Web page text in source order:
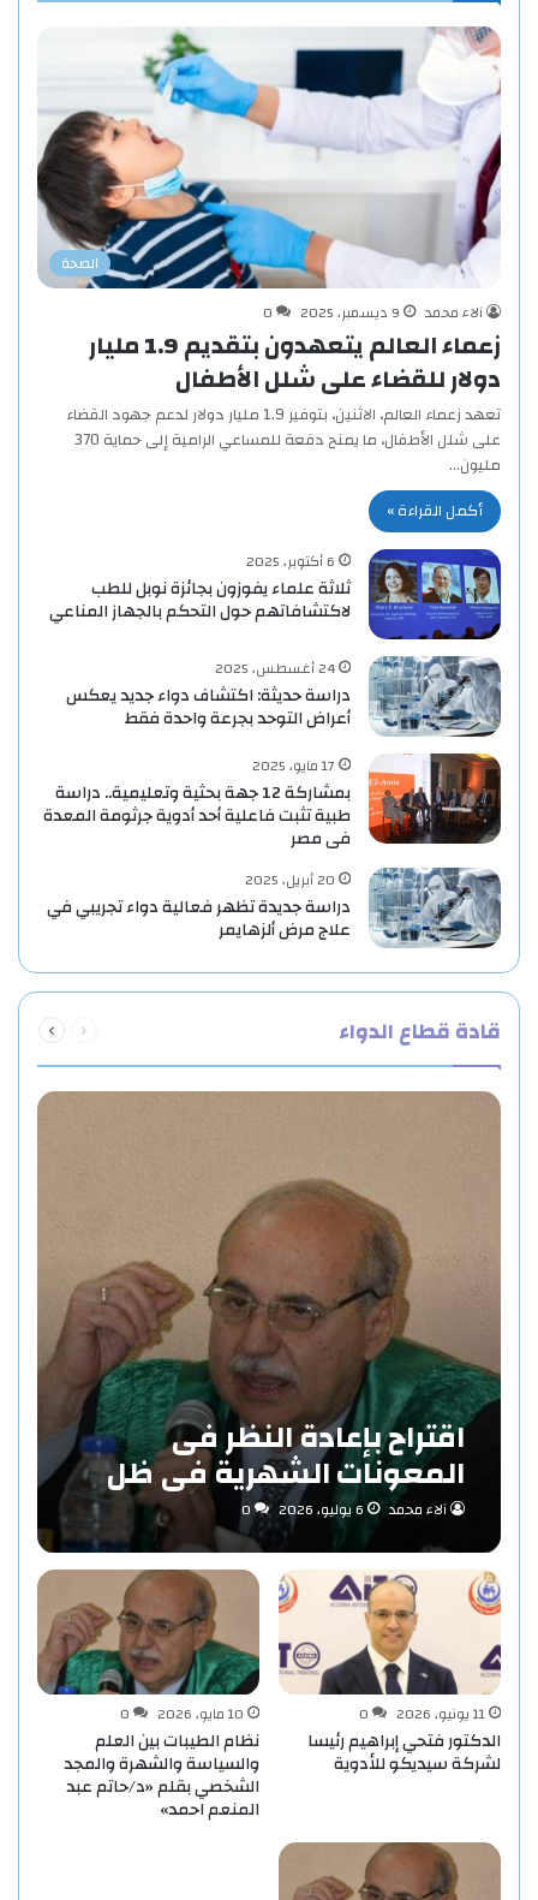
الصحة
آلاء محمد
9 ديسمبر، 2025 0
زعماء العالم يتعهدون بتقديم 1.9 مليار
دولار للقضاء على شلل الأطفال
تعهد زعماء العالم، الاثنين، بتوفير 1.9 مليار دولار لدعم جهود القضاء
على شلل الأطفال، ما يمنح دفعة للمساعي الرامية إلى حماية 370
مليون…
أكمل القراءة »
6 أكتوبر، 2025
ثلاثة علماء يفوزون بجائزة نوبل للطب
لاكتشافاتهم حول التحكم بالجهاز المناعي
24 أغسطس، 2025
دراسة حديثة: اكتشاف دواء جديد يعكس
أعراض التوحد بجرعة واحدة فقط
17 مايو، 2025
بمشاركة 12 جهة بحثية وتعليمية.. دراسة
طبية تثبت فاعلية أحد أدوية جرثومة المعدة
فى مصر
20 أبريل، 2025
دراسة جديدة تظهر فعالية دواء تجريبي في
علاج مرض ألزهايمر
قادة قطاع الدواء الصفحةالصفحة
اقتراح بإعادة النظر فى
المعونات الشهرية فى ظل
مفهوم الاستدامة بقلم «د/
حاتم عبد المنعم احمد»
آلاء محمد 6 يوليو، 2026 0
11 يونيو، 2026 0
الدكتور فتحي إبراهيم رئيسا
لشركة سيديكو للأدوية
10 مايو، 2026 0
نظام الطيبات بين العلم
والسياسة والشهرة والمجد
الشخصي بقلم «د/حاتم عبد
المنعم احمد»